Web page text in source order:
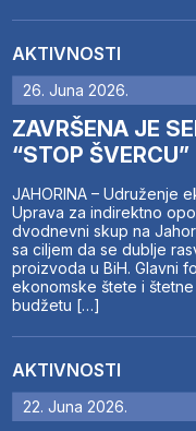
AKTIVNOSTI
26. Juna 2026.
ZAVRŠENA JE
“STOP ŠVERCU”
JAHORINA – Udruženje
Uprava za indirektno
dvodnevni skup na
sa ciljem da se dublje
proizvoda u BiH. Glavni
ekonomske štete i
budžetu […]
AKTIVNOSTI
22. Juna 2026.